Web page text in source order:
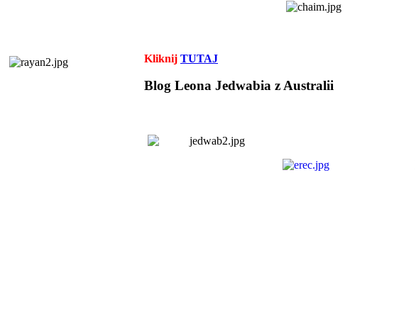
Kliknij TUTAJ
Blog Leona Jedwabia z Australii